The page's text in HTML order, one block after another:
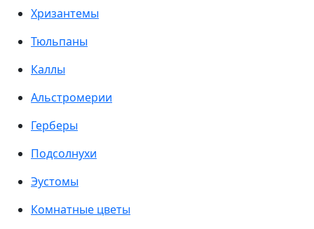
Хризантемы
Тюльпаны
Каллы
Альстромерии
Герберы
Подсолнухи
Эустомы
Комнатные цветы